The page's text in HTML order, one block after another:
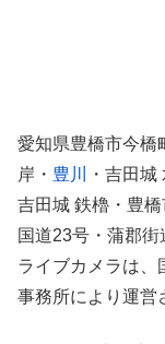
愛知県豊橋市今橋
岸・ 豊川
・吉田
吉田城 鉄櫓・豊
国道23号・蒲郡街
ライブカメラは、
事務所により運営